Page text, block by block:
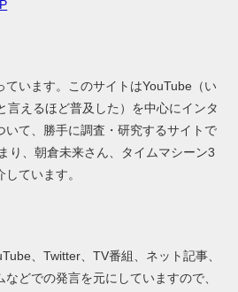
ています。このサイトはYouTube（い
言えるほど普及した）を中心にインタ
いて、勝手に調査・研究するサイトで
り、朝倉未来さん、タイムマシーン3
ています。
、Twitter、TV番組、ネット記事、
どでの発言を元にしていますので、